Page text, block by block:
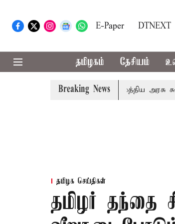
E-Paper DTNEXT
தமிழகம் தேசியம்
Breaking News
கட்டணம் வசூலிக்கப்படாது: மத்திய அரசு
தமிழக செய்திகள்
தமிழர் தந்தை